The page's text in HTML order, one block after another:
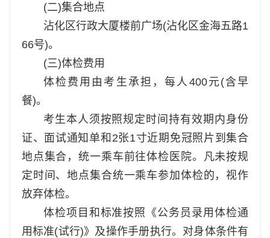
(二)集合地点
沾化区行政大厦楼前广场(沾化区金海五路1
66号)。
(三)体检费用
体检费用由考生承担，每人400元(含早
餐)。
考生本人须按照规定时间持有效期内身份
证、面试通知单和2张1寸近期免冠照片到集合
地点集合，统一乘车前往体检医院。凡未按规
定时间、地点集合统一乘车参加体检的，视作
放弃体检。
体检项目和标准按照《公务员录用体检通
用标准(试行)》及操作手册执行。对身体条件有